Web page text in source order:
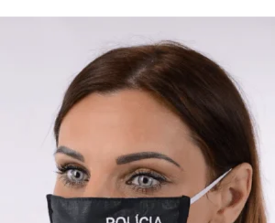
Nášivka POLÍCIA 20×8 cm so suchým